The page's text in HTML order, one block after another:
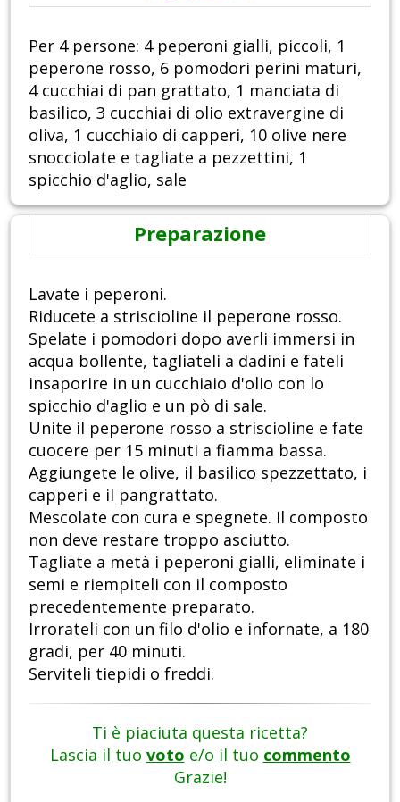
Per 4 persone: 4 peperoni gialli, piccoli, 1
peperone rosso, 6 pomodori perini maturi,
4 cucchiai di pan grattato, 1 manciata di
basilico, 3 cucchiai di olio extravergine di
oliva, 1 cucchiaio di capperi, 10 olive nere
snocciolate e tagliate a pezzettini, 1
spicchio d'aglio, sale
Preparazione
Lavate i peperoni.
Riducete a striscioline il peperone rosso.
Spelate i pomodori dopo averli immersi in
acqua bollente, tagliateli a dadini e fateli
insaporire in un cucchiaio d'olio con lo
spicchio d'aglio e un pò di sale.
Unite il peperone rosso a striscioline e fate
cuocere per 15 minuti a fiamma bassa.
Aggiungete le olive, il basilico spezzettato, i
capperi e il pangrattato.
Mescolate con cura e spegnete. Il composto
non deve restare troppo asciutto.
Tagliate a metà i peperoni gialli, eliminate i
semi e riempiteli con il composto
precedentemente preparato.
Irrorateli con un filo d'olio e infornate, a 180
gradi, per 40 minuti.
Serviteli tiepidi o freddi.
Ti è piaciuta questa ricetta?
Lascia il tuo voto e/o il tuo commento
Grazie!